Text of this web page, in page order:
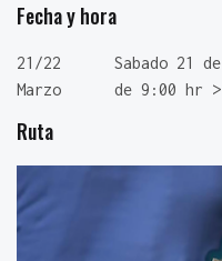
Fecha y hora
21/22
Marzo
Sabado 21
de 9:00 hr
Ruta